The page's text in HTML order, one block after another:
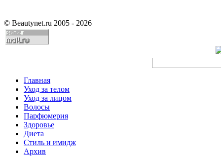
© Beautynet.ru 2005 - 2026
Главная
Уход за телом
Уход за лицом
Волосы
Парфюмерия
Здоровье
Диета
Стиль и имидж
Архив